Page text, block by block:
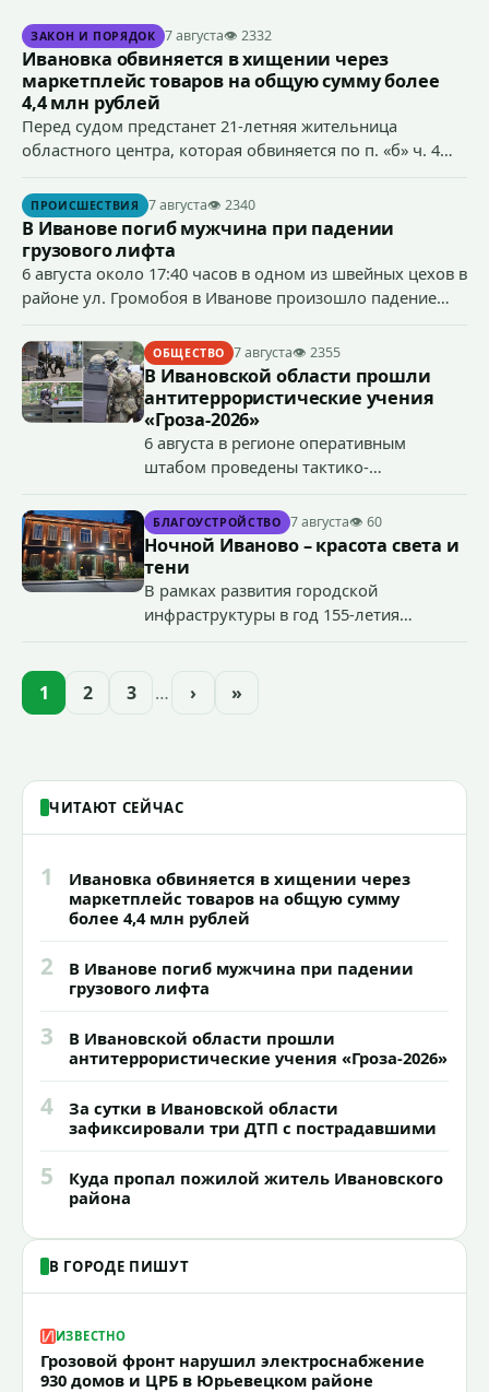
ЗАКОН И ПОРЯДОК 7 августа👁 2332
Ивановка обвиняется в хищении через
маркетплейс товаров на общую сумму более
4,4 млн рублей
Перед судом предстанет 21-летняя жительница
областного центра, которая обвиняется по п. «б» ч. 4
сумму более 4,4 млн рублей через маркетплейс.
ПРОИСШЕСТВИЯ 7 августа👁 2340
В Иванове погиб мужчина при падении
грузового лифта
6 августа около 17:40 часов в одном из швейных цехов в
районе ул. Громобоя в Иванове произошло падение
ОБЩЕСТВО 7 августа👁 2355
В Ивановской области прошли
антитеррористические учения
«Гроза-2026»
6 августа в регионе оперативным
штабом проведены тактико-
террористического акта на объекте
органов государственной власти.
«Гроза-2026».
БЛАГОУСТРОЙСТВО 7 августа👁 60
Ночной Иваново – красота света и
тени
В рамках развития городской
инфраструктуры в год 155-летия
проекта подсветки исторических
1 2 3 … › »
ЧИТАЮТ СЕЙЧАС
1
Ивановка обвиняется в хищении через
маркетплейс товаров на общую сумму
более 4,4 млн рублей
2
В Иванове погиб мужчина при падении
грузового лифта
3
В Ивановской области прошли
антитеррористические учения «Гроза-2026»
4
За сутки в Ивановской области
зафиксировали три ДТП с пострадавшими
5
Куда пропал пожилой житель Ивановского
района
В ГОРОДЕ ПИШУТ
ИЗВЕСТНО
Грозовой фронт нарушил электроснабжение
930 домов и ЦРБ в Юрьевецком районе